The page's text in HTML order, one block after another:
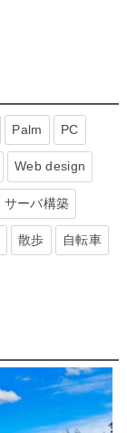
Palm PC
Web design
サーバ構築
散歩 自転車